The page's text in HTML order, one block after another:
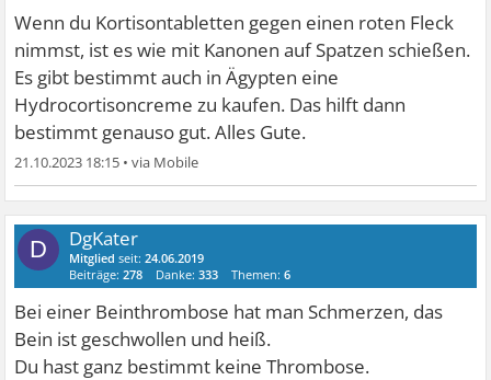
Wenn du Kortisontabletten gegen einen roten Fleck
nimmst, ist es wie mit Kanonen auf Spatzen schießen.
Es gibt bestimmt auch in Ägypten eine
Hydrocortisoncreme zu kaufen. Das hilft dann
bestimmt genauso gut. Alles Gute.
21.10.2023 18:15 •
D DgKater
Mitglied seit:24.06.2019
Beiträge:278 Danke:333 Themen:6
Bei einer Beinthrombose hat man Schmerzen, das
Bein ist geschwollen und heiß.
Du hast ganz bestimmt keine Thrombose.